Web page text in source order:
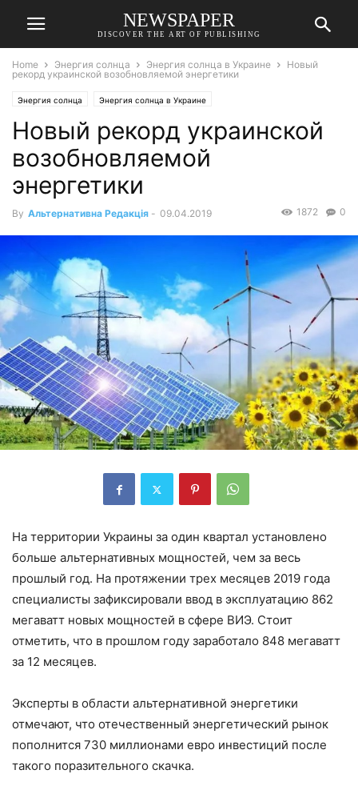
NEWSPAPER
DISCOVER THE ART OF PUBLISHING
Home Энергия солнца Энергия солнца в Украине
Новый
рекорд украинской возобновляемой энергетики
Энергия солнца Энергия солнца в Украине
Новый рекорд украинской
возобновляемой
энергетики
By Альтернативна Редакція - 09.04.2019 0
1872
На территории Украины за один квартал установлено
больше альтернативных мощностей, чем за весь
прошлый год. На протяжении трех месяцев 2019 года
специалисты зафиксировали ввод в эксплуатацию 862
мегаватт новых мощностей в сфере ВИЭ. Стоит
отметить, что в прошлом году заработало 848 мегаватт
за 12 месяцев.
Эксперты в области альтернативной энергетики
отмечают, что отечественный энергетический рынок
пополнится 730 миллионами евро инвестиций после
такого поразительного скачка.